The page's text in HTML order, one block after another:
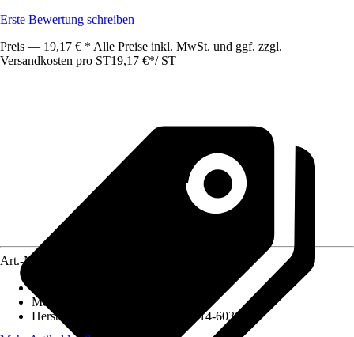
Erste Bewertung schreiben
Preis — 19,17 € * Alle Preise inkl. MwSt. und ggf. zzgl.
Versandkosten pro ST19,17 €*/ ST
Art.-Nr.
Montageart
Herstellerartikelnummer
MEG2314-6036